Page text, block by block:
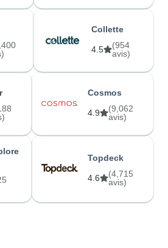
Collette
4.5
(954
avis)
Cosmos
4.9
(9,062
avis)
Topdeck
4.6
(4,715
avis)